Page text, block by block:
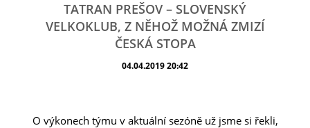
TATRAN PREŠOV – SLOVENSKÝ
VELKOKLUB, Z NĚHOŽ MOŽNÁ ZMIZÍ
ČESKÁ STOPA
04.04.2019 20:42
O výkonech týmu v aktuální sezóně už jsme si řekli,